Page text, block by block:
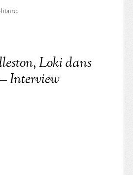
Loki dans
Interview